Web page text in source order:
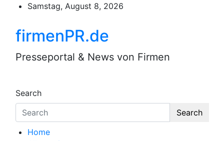
content
Samstag, August 8, 2026
firmenPR.de
Presseportal & News von Firmen
Search
Search
Home